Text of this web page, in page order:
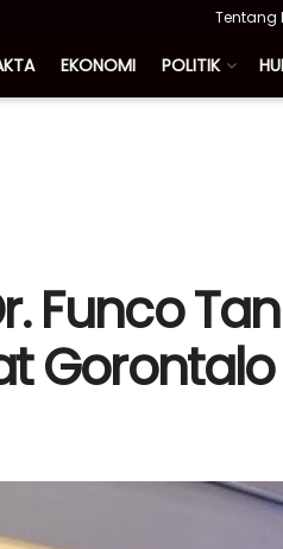
Tentang
EKONOMI POLITIK
Funco